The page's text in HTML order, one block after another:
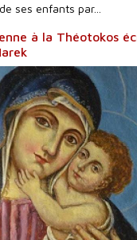
ses enfants par...
à la Théotokos